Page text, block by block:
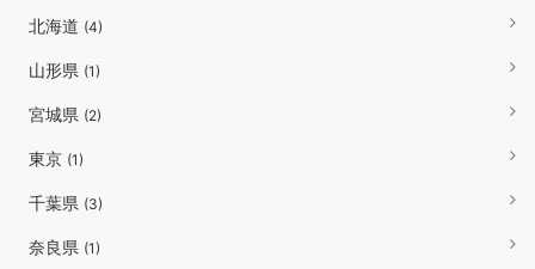
北海道 (4)
山形県 (1)
宮城県 (2)
東京 (1)
千葉県 (3)
奈良県 (1)